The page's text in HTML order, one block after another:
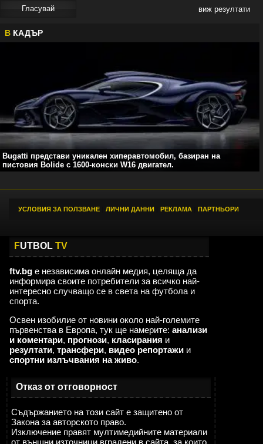
виж резултати
В КАДЪР
Bugatti представи уникален хиперавтомобил, базиран на
пистовия Bolide с 1600-конски W16 двигател.
УСЛОВИЯ ЗА ПОЛЗВАНЕ ЛИЧНИ ДАННИ РЕКЛАМА ПАРТНЬОРИ
FUTBOL TV
ftv.bg е независима онлайн медия, целяща да
информира своите потребители за всичко най-
интересно случващо се в света на футбола и
спорта.
Освен изобилие от новини около най-големите
първенства в Европа, тук ще намерите: анализи
и коментари, прогнози, класирания и
резултати, трансфери, видео репортажи и
спортни излъчвания на живо.
Отказ от отговорност
Съдържанието на този сайт е защитено от
Закона за авторското право.
Изключение правят мултимедийните материали
от външни източници вградени в сайта, за които